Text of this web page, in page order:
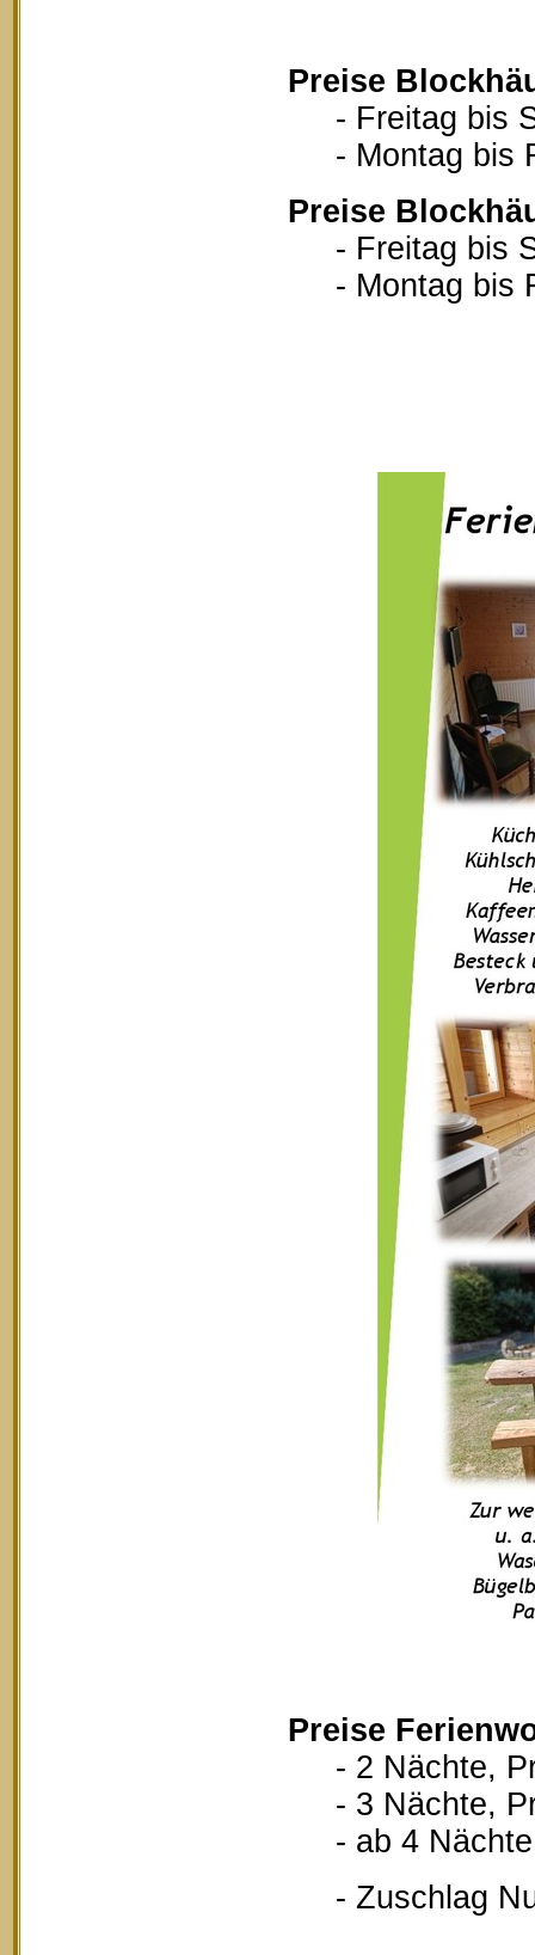
Preise
- Freitag bis
- Montag bis
Preise
- Freitag bis
- Montag bis
Preise
- 2 Nächte,
- 3 Nächte,
- ab 4 Nächte,
- Zuschlag